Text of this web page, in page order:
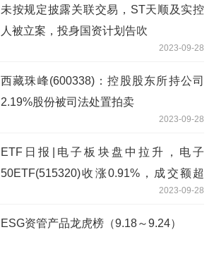
未按规定披露关联交易，ST天顺及实控
人被立案，投身国资计划告吹
2023-09-28
西藏珠峰(600338)：控股股东所持公司
2.19%股份被司法处置拍卖
2023-09-28
ETF日报|电子板块盘中拉升，电子
50ETF(515320)收涨0.91%，成交额超
2023-09-28
ESG资管产品龙虎榜（9.18～9.24）